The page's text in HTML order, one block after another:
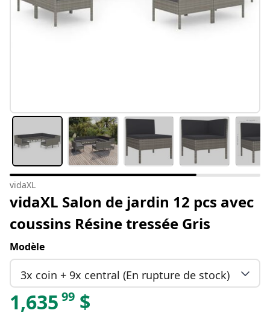
vidaXL
vidaXL Salon de jardin 12 pcs avec
coussins Résine tressée Gris
Modèle
3x coin + 9x central (En rupture de stock)
1,635 99 $